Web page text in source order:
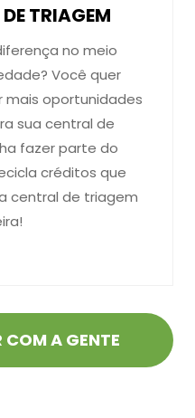
TRIAGEM
no meio
Você quer
oportunidades
sua central de
fazer parte do
créditos que
central de triagem
A GENTE